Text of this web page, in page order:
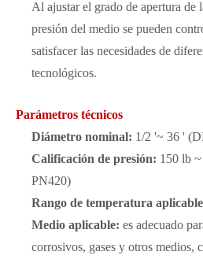
Al ajustar el grado de apertura
presión del medio se pueden
satisfacer las necesidades de
tecnológicos.
Parámetros técnicos
Diámetro nominal: 1/2 '~ 36 '
Calificación de presión: 150 lb
PN420)
Rango de temperatura
Medio aplicable: es adecuado
corrosivos, gases y otros medios,